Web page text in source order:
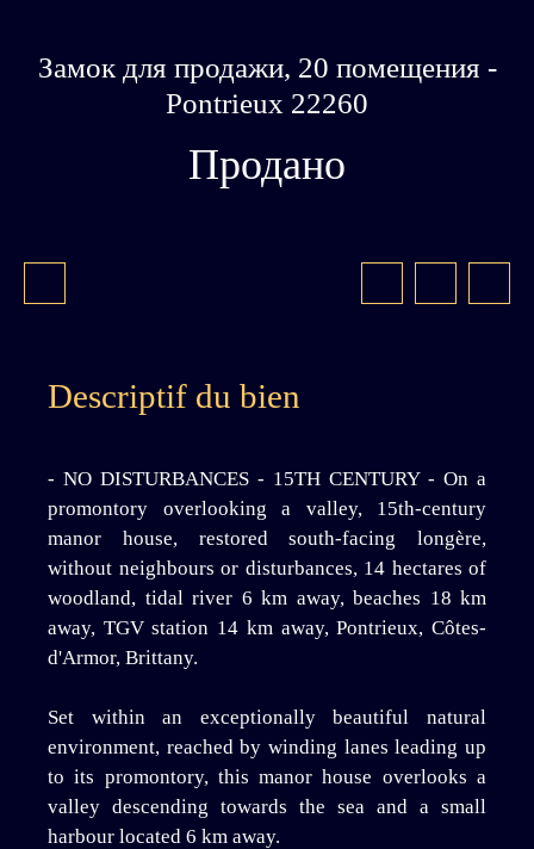
Замок для продажи, 20 помещения -
Pontrieux 22260
Продано
Descriptif du bien
- NO DISTURBANCES - 15TH CENTURY - On a
promontory overlooking a valley, 15th-century
manor house, restored south-facing longère,
without neighbours or disturbances, 14 hectares of
woodland, tidal river 6 km away, beaches 18 km
away, TGV station 14 km away, Pontrieux, Côtes-
d'Armor, Brittany.
Set within an exceptionally beautiful natural
environment, reached by winding lanes leading up
to its promontory, this manor house overlooks a
valley descending towards the sea and a small
harbour located 6 km away.